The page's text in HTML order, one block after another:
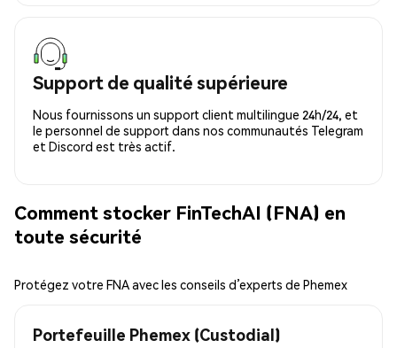
Support de qualité supérieure
Nous fournissons un support client multilingue 24h/24, et
le personnel de support dans nos communautés Telegram
et Discord est très actif.
Comment stocker FinTechAI (FNA) en
toute sécurité
Protégez votre FNA avec les conseils d’experts de Phemex
Portefeuille Phemex (Custodial)